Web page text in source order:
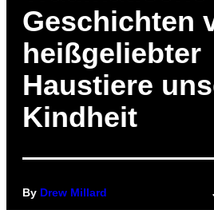
Geschichten
heißgeliebter
Haustiere
Kindheit
By Drew Millard